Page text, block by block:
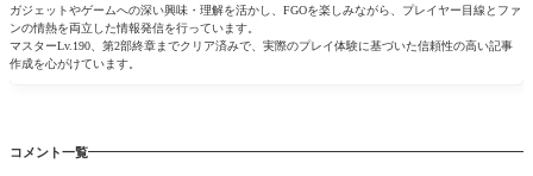
ガジェットやゲームへの深い興味・理解を活かし、FGOを楽しみながら、プレイヤー目線とファ
ンの情熱を両立した情報発信を行っています。
マスターLv.190、第2部終章までクリア済みで、実際のプレイ体験に基づいた信頼性の高い記事
作成を心がけています。
コメント一覧